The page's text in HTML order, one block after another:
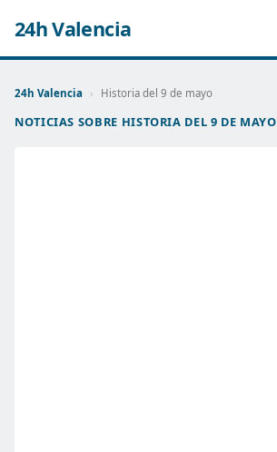
24h Valencia
24h Valencia › Historia del 9 de mayo
NOTICIAS SOBRE HISTORIA DEL 9 DE MAYO